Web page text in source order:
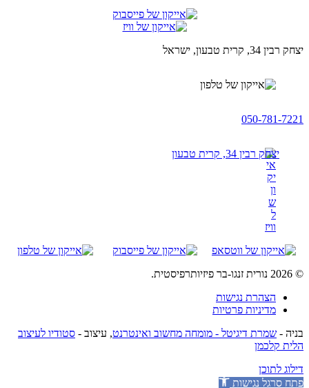
יצחק רבין 34, קרית טבעון, ישראל
050-781-7221
יצחק רבין 34, קרית טבעון
© 2026 נורית זנגו-בר פיזיותרפיסטית.
הצהרת נגישות
מדיניות פרטיות
בניה - שמרת דיגיטל - מומחה מחשוב ואינטרנט, עיצוב - סטודיו לעיצוב
הלית קלכמן
דילוג לתוכן
פתח סרגל נגישות